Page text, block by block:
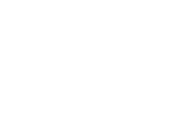
-相同方式共享